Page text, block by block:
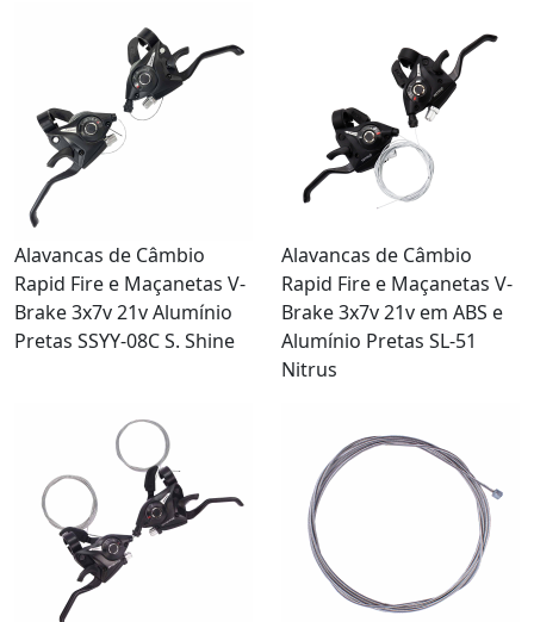
Alavancas de Câmbio
Rapid Fire e Maçanetas V-
Brake 3x7v 21v Alumínio
Pretas SSYY-08C S. Shine
Alavancas de Câmbio
Rapid Fire e Maçanetas V-
Brake 3x7v 21v em ABS e
Alumínio Pretas SL-51
Nitrus